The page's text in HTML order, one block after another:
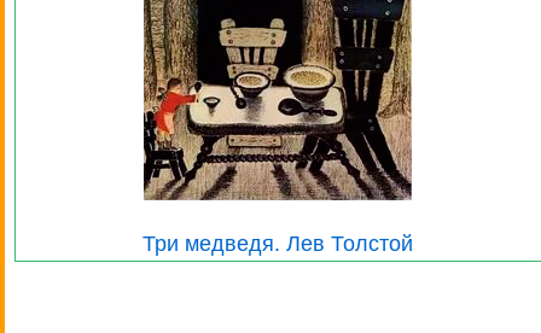
Три медведя. Лев Толстой